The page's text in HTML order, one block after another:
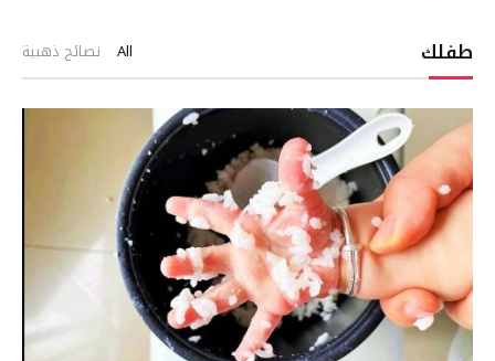
طفلك All نصائح ذهبية